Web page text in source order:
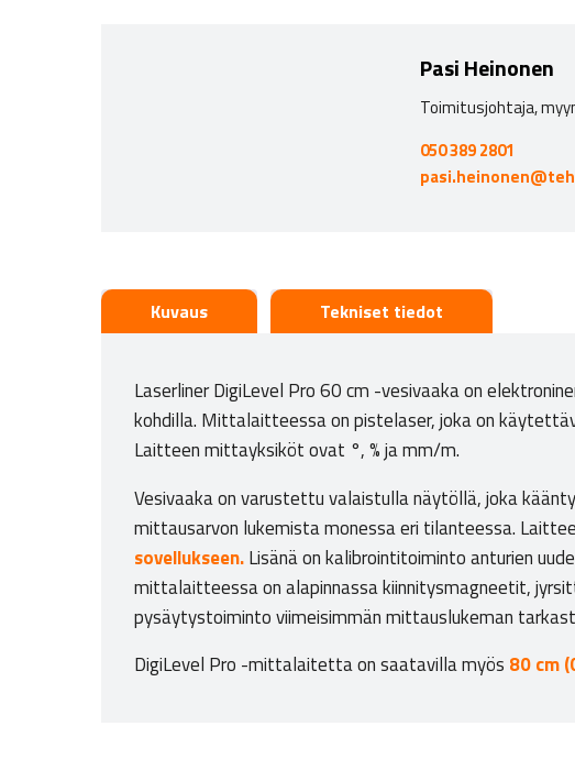
Pasi Heinonen
Toimitusjohtaja,
050 389 2801
Kuvaus Tekniset tiedot
Laserliner DigiLevel Pro 60 cm -vesivaaka on
kohdilla. Mittalaitteessa on pistelaser, joka on
Laitteen mittayksiköt ovat °, % ja mm/m.
Vesivaaka on varustettu valaistulla näytöllä, joka
mittausarvon lukemista monessa eri tilanteessa.
sovellukseen.Lisänä on kalibrointitoiminto anturien
mittalaitteessa on alapinnassa kiinnitysmagneetit,
pysäytystoiminto viimeisimmän mittauslukeman
DigiLevel Pro -mittalaitetta on saatavilla myös 80 cm